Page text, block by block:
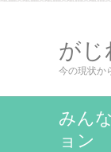
が
今の現状か
みん
ョン